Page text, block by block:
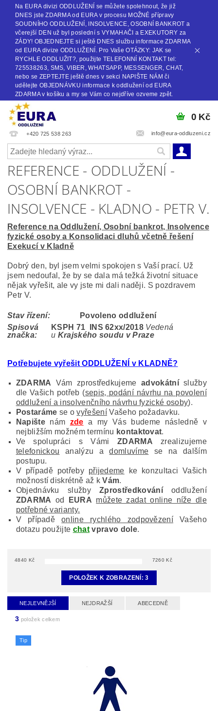
Na EURA divizi ODDLUŽENÍ se můžete spolehnout, že již
DNES jste ZDARMA od EURA v procesu MOŽNÉ přípravy
SOUDNÍHO ODDLUŽENÍ, INSOLVENCE, OSOBNÍ BANKROT a
včerejší DEN už byl poslední s VYMAHAČI a EXEKUTORY za
ZÁDY! OBJEDNEJTE si ještě DNES službu informace ZDARMA
od EURA divize ODDLUŽENÍ. Pro Vaše OTÁZKY: JAK se
RYCHLE ODDLUŽIT?, použijte TELEFONNÍ KONTAKT tel:
725538263, SMS, VIBER, WHATSAPP, MESSENGER, CHAT,
nebo se ZEPTEJTE ještě dnes v sekci NAPIŠTE NÁM či
udělejte OBJEDNÁVKU informace k oddlužení od EURA
ZDARMA v košíku a my se Vám co nejdříve ozveme zpět.
+420 725 538 263 info@eura-oddluzeni.cz
0 Kč
REFERENCE - ODDLUŽENÍ -
OSOBNÍ BANKROT -
INSOLVENCE - KLADNO - PETR V.
Reference na Oddlužení, Osobní bankrot, Insolvence
fyzické osoby a Konsolidaci dluhů včetně řešení
Exekucí v Kladně
Dobrý den, byl jsem velmi spokojen s Vaší prací. Už
jsem nedoufal, že by se dala má težká životní situace
nějak vyřešit, ale vy jste mi dali naději. S pozdravem
Petr V.
Stav řízení:
Povoleno oddlužení
Spisová
značka:
KSPH 71 INS 62xx/2018 Vedená
u Krajského soudu v Praze
Potřebujete vyřešit ODDLUŽENÍ v KLADNĚ?
ZDARMA Vám zprostředkujeme advokátníslužby
dle Vašich potřeb (sepis, podání návrhu na povolení
oddlužení a insolvenčního návrhu fyzické osoby).
Postaráme se ovyřešeníVašeho požadavku.
Napištenám zde a my Vás budeme následně v
nejbližším možném termínu kontaktovat.
Ve spolupráci s Vámi ZDARMA zrealizujeme
telefonickou analýzu adomluvíme se na dalším
postupu.
V případě potřeby přijedeme ke konzultaci Vašich
možností diskrétně až kVám.
Objednávku služby
Zprostředkováníoddlužení
ZDARMA od EURA můžete zadat online níže dle
potřebné varianty.
V případěonline rychlého zodpovězení Vašeho
dotazu použijte chatvpravo dole.
4840 Kč 7260 Kč
POLOŽEK K ZOBRAZENÍ:3
NEJLEVNĚJŠÍ NEJDRAŽŠÍ ABECEDNĚ
3 položek celkem
Tip